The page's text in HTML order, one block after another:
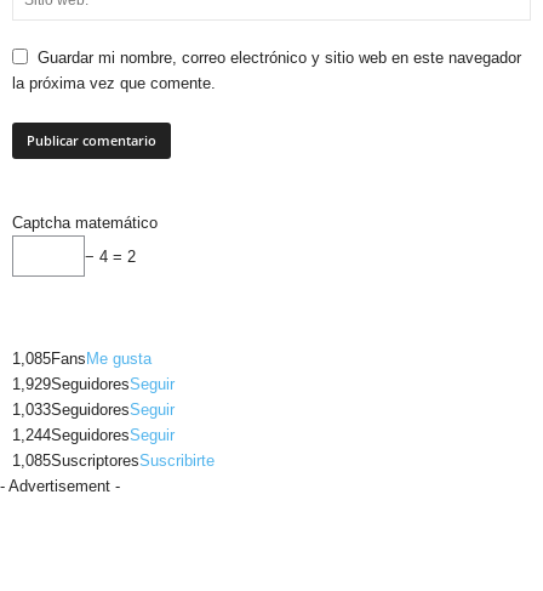
Guardar mi nombre, correo electrónico y sitio web en este navegador
la próxima vez que comente.
Captcha matemático
− 4 = 2
1,085Fans Me gusta
1,929SeguidoresSeguir
1,033SeguidoresSeguir
1,244SeguidoresSeguir
1,085SuscriptoresSuscribirte
- Advertisement -